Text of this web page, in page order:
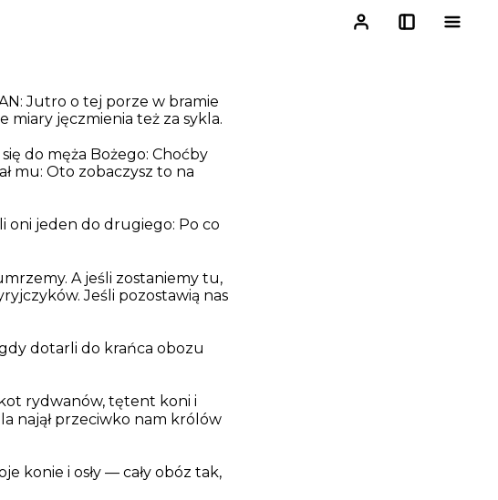
Jutro o tej porze w bramie
miary jęczmienia też za sykla.
do męża Bożego: Choćby
mu: Oto zobaczysz to na
oni jeden do drugiego: Po co
A jeśli zostaniemy tu,
Jeśli pozostawią nas
dotarli do krańca obozu
rydwanów, tętent koni i
najął przeciwko nam królów
konie i osły — cały obóz tak,